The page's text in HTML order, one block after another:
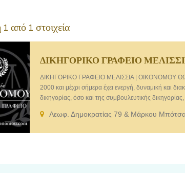
από 1 στοιχεία
ΔΙΚΗΓΟΡΙΚΟ ΓΡΑΦΕΙΟ
ΔΙΚΗΓΟΡΙΚΟ ΓΡΑΦΕΙΟ ΜΕΛΙΣΣΙΑ | ΟΙΚΟΝΟΜΟΥ
2000 και μέχρι σήμερα έχει ενεργή, δυναμική και
δικηγορίας, όσο και της συμβουλευτικής
διεθνείς), καθώς και μόνιμους κατοίκους εξωτερικού.
Λεωφ. Δημοκρατίας 79 & Μάρκου